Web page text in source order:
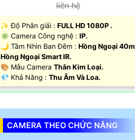
liên hệ
✨ Độ Phân giải : FULL HD 1080P .
✳️ Camera Công nghệ : IP.
🌙 Tầm Nhìn Ban Đêm : Hồng Ngoại 40m
Hồng Ngoại Smart IR.
🎨 Mẫu Camera Thân Kim Loại.
️💎 Khả Năng : Thu Âm Và Loa.
CAMERA THEO CHỨC NĂNG